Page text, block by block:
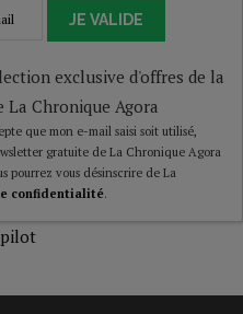
JE VALIDE
exclusive d'offres de la
La Chronique Agora
que mon e-mail saisi soit utilisé,
gratuite de La Chronique Agora
pourrez vous désinscrire de La
confidentialité.